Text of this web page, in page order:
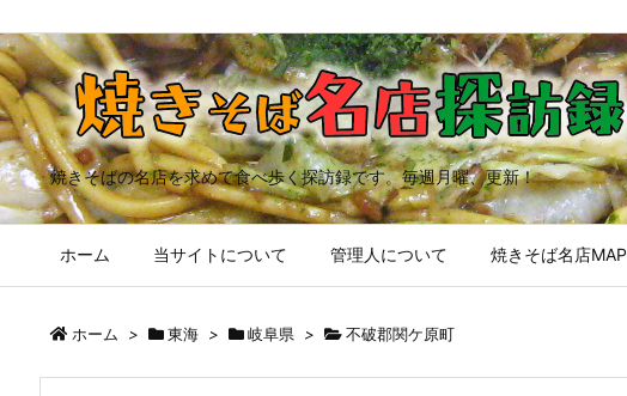
焼きそばの名店を求めて食べ歩く探訪録です。毎週月曜、更新！
ホーム 当サイトについて 管理人について 焼きそば名店MAP
ホーム > 東海 > 岐阜県 > 不破郡関ケ原町